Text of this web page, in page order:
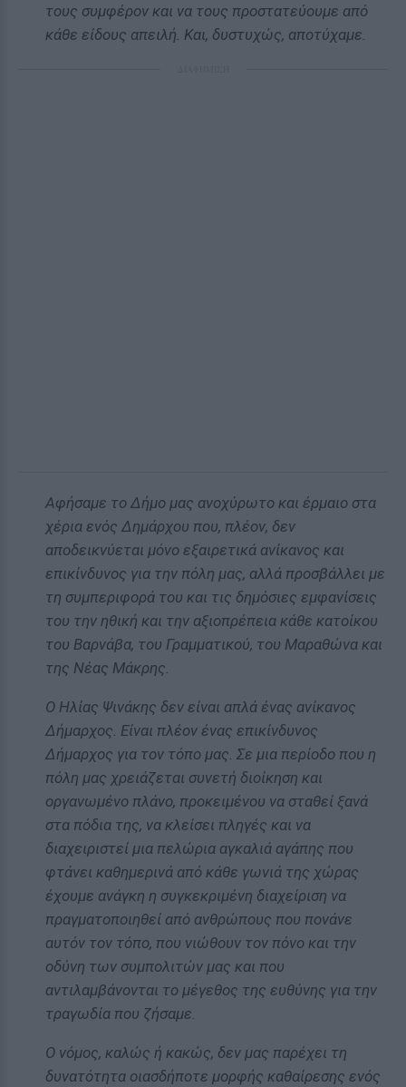
τους συμφέρον και να τους προστατεύουμε από
κάθε είδους απειλή. Και, δυστυχώς, αποτύχαμε.
Αφήσαμε το Δήμο μας ανοχύρωτο και έρμαιο στα
χέρια ενός Δημάρχου που, πλέον, δεν
αποδεικνύεται μόνο εξαιρετικά ανίκανος και
επικίνδυνος για την πόλη μας, αλλά προσβάλλει με
τη συμπεριφορά του και τις δημόσιες εμφανίσεις
του την ηθική και την αξιοπρέπεια κάθε κατοίκου
του Βαρνάβα, του Γραμματικού, του Μαραθώνα και
της Νέας Μάκρης.
Ο Ηλίας Ψινάκης δεν είναι απλά ένας ανίκανος
Δήμαρχος. Είναι πλέον ένας επικίνδυνος
Δήμαρχος για τον τόπο μας. Σε μια περίοδο που η
πόλη μας χρειάζεται συνετή διοίκηση και
οργανωμένο πλάνο, προκειμένου να σταθεί ξανά
στα πόδια της, να κλείσει πληγές και να
διαχειριστεί μια πελώρια αγκαλιά αγάπης που
φτάνει καθημερινά από κάθε γωνιά της χώρας
έχουμε ανάγκη η συγκεκριμένη διαχείριση να
πραγματοποιηθεί από ανθρώπους που πονάνε
αυτόν τον τόπο, που νιώθουν τον πόνο και την
οδύνη των συμπολιτών μας και που
αντιλαμβάνονται το μέγεθος της ευθύνης για την
τραγωδία που ζήσαμε.
Ο νόμος, καλώς ή κακώς, δεν μας παρέχει τη
δυνατότητα οιασδήποτε μορφής καθαίρεσης ενός